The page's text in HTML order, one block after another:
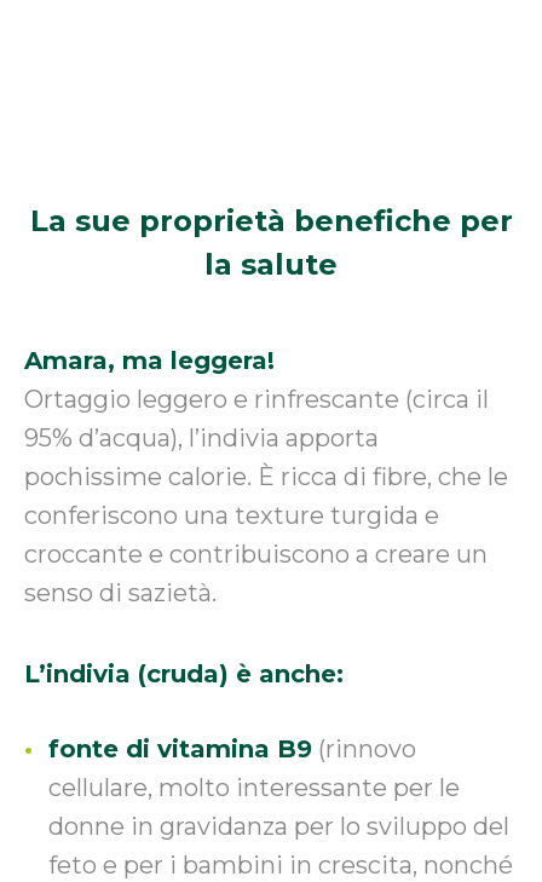
La sue proprietà benefiche per
la salute
Amara, ma leggera!
Ortaggio leggero e rinfrescante (circa il
95% d’acqua), l’indivia apporta
pochissime calorie. È ricca di fibre, che le
conferiscono una texture turgida e
croccante e contribuiscono a creare un
senso di sazietà.
L’indivia (cruda) è anche:
fonte di vitamina B9 (rinnovo
cellulare, molto interessante per le
donne in gravidanza per lo sviluppo del
feto e per i bambini in crescita, nonché